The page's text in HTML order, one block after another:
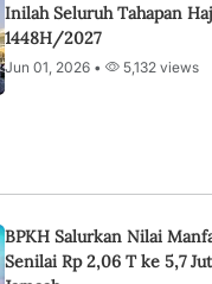
Inilah Seluruh Tahapan
1448H/2027
Jun 01, 2026 • 5,132 views
BPKH Salurkan Nilai
Senilai Rp 2,06 T ke 5,7